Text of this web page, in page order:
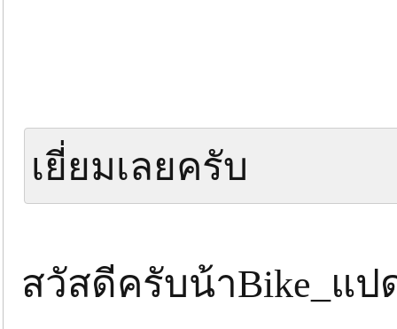
เยี่ยมเลยครับ
สวัสดีครับน้าBike_แ